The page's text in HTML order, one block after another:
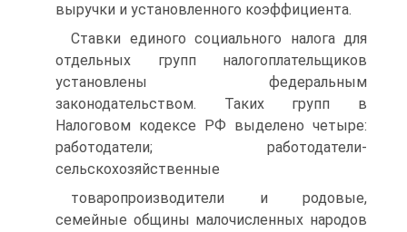
выручки и установленного коэффициента.
Ставки единого социального налога для
отдельных групп налогоплательщиков
установлены федеральным
законодательством. Таких групп в
Налоговом кодексе РФ выделено четыре:
работодатели; работодатели-
сельскохозяйственные
товаропроизводители и родовые,
семейные общины малочисленных народов